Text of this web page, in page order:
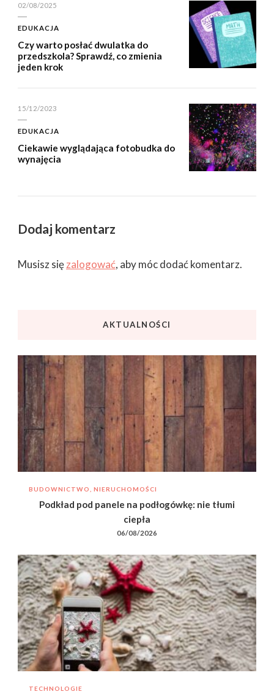
02/08/2025
EDUKACJA
Czy warto posłać dwulatka do
przedszkola? Sprawdź, co zmienia
jeden krok
15/12/2023
EDUKACJA
Ciekawie wyglądająca fotobudka do
wynajęcia
Dodaj komentarz
Musisz sięzalogować, aby móc dodać komentarz.
AKTUALNOŚCI
BUDOWNICTWO, NIERUCHOMOŚCI
Podkład pod panele na podłogówkę: nie tłumi
ciepła
06/08/2026
TECHNOLOGIE